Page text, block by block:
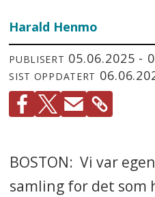
Harald Henmo
PUBLISERT 05.06.2025 -
SIST OPPDATERT
BOSTON: Vi var
samling for det som